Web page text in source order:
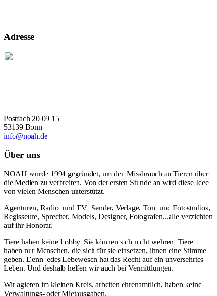
Adresse
Postfach 20 09 15
53139 Bonn
info@noah.de
Über uns
NOAH wurde 1994 gegründet, um den Missbrauch an Tieren über
die Medien zu verbreiten. Von der ersten Stunde an wird diese Idee
von vielen Menschen unterstützt.
Agenturen, Radio- und TV- Sender, Verlage, Ton- und Fotostudios,
Regisseure, Sprecher, Models, Designer, Fotografen...alle verzichten
auf ihr Honorar.
Tiere haben keine Lobby. Sie können sich nicht wehren, Tiere
haben nur Menschen, die sich für sie einsetzen, ihnen eine Stimme
geben. Denn jedes Lebewesen hat das Recht auf ein unversehrtes
Leben. Und deshalb helfen wir auch bei Vermittlungen.
Wir agieren im kleinen Kreis, arbeiten ehrenamtlich, haben keine
Verwaltungs- oder Mietausgaben.